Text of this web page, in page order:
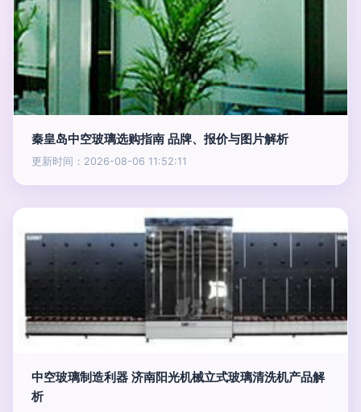
秦皇岛中空玻璃选购指南 品牌、报价与图片解析
更新时间：2026-08-06 11:52:11
中空玻璃制造利器 济南阳光机械立式玻璃清洗机产品解
析